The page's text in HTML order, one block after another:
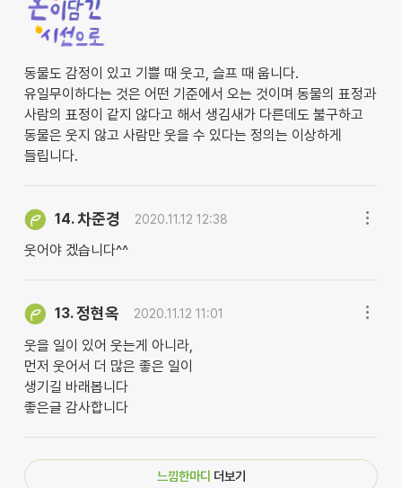
동물도 감정이 있고 기쁠 때 웃고, 슬프 때 웁니다.
유일무이하다는 것은 어떤 기준에서 오는 것이며 동물의 표정과
사람의 표정이 같지 않다고 해서 생김새가 다른데도 불구하고
동물은 웃지 않고 사람만 웃을 수 있다는 정의는 이상하게
들립니다.
14.차준경 2020.11.12 12:38
웃어야 겠습니다^^
13.정현옥 2020.11.12 11:01
웃을 일이 있어 웃는게 아니라,
먼저 웃어서 더 많은 좋은 일이
생기길 바래봅니다
좋은글 감사합니다
느낌한마디 더보기